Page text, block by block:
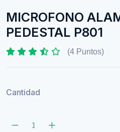
MICROFONO
PEDESTAL P801
(4 Puntos)
Cantidad